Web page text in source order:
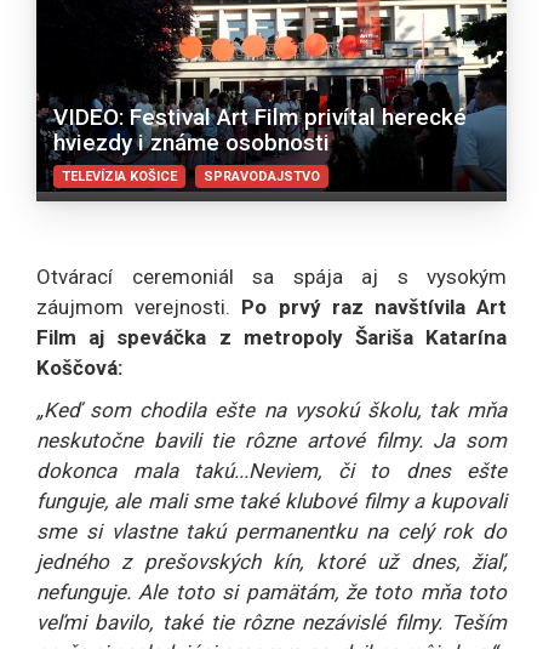
VIDEO: Festival Art Film privítal herecké
hviezdy i známe osobnosti
TELEVÍZIA KOŠICE SPRAVODAJSTVO
Otvárací ceremoniál sa spája aj s vysokým
záujmom verejnosti. Po prvý raz navštívila Art
Film aj speváčka z metropoly Šariša Katarína
Koščová:
„Keď som chodila ešte na vysokú školu, tak mňa
neskutočne bavili tie rôzne artové filmy. Ja som
dokonca mala takú...Neviem, či to dnes ešte
funguje, ale mali sme také klubové filmy a kupovali
sme si vlastne takú permanentku na celý rok do
jedného z prešovských kín, ktoré už dnes, žiaľ,
nefunguje. Ale toto si pamätám, že toto mňa toto
veľmi bavilo, také tie rôzne nezávislé filmy. Teším